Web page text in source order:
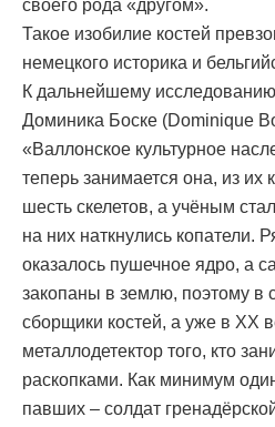
своего рода «другом».
Такое изобилие костей
немецкого историка и
К дальнейшему
Доминика Боске (Dominique
«Валлонское культурное
теперь занимается она, из их
шесть скелетов, а учёным
на них наткнулись копатели.
оказалось пушечное ядро, а
закопаны в землю, поэтому в
сборщики костей, а уже в ХХ
металлодетектор того, кто
раскопками. Как минимум
павших – солдат